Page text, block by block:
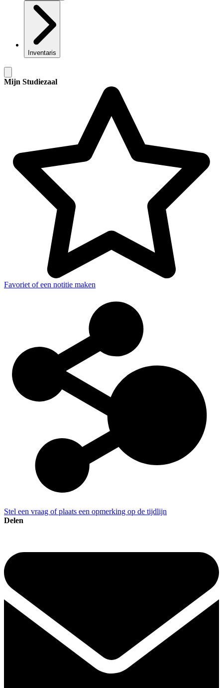
Inventaris
Mijn Studiezaal
Favoriet of een notitie maken
Stel een vraag of plaats een opmerking op de tijdlijn
Delen